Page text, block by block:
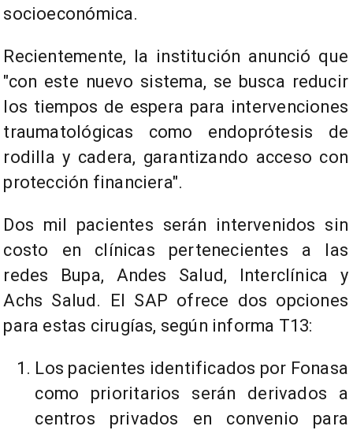
socioeconómica.
Recientemente, la institución anunció que
"con este nuevo sistema, se busca reducir
los tiempos de espera para intervenciones
traumatológicas como endoprótesis de
rodilla y cadera, garantizando acceso con
protección financiera".
Dos mil pacientes serán intervenidos sin
costo en clínicas pertenecientes a las
redes Bupa, Andes Salud, Interclínica y
Achs Salud. El SAP ofrece dos opciones
para estas cirugías, según informa T13:
Los pacientes identificados por Fonasa
como prioritarios serán derivados a
centros privados en convenio para